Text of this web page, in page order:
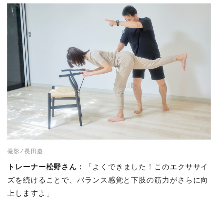
撮影/長田慶
トレーナー松野さん：
「よくできました！このエクササイ
ズを続けることで、バランス感覚と下肢の筋力がさらに向
上しますよ」